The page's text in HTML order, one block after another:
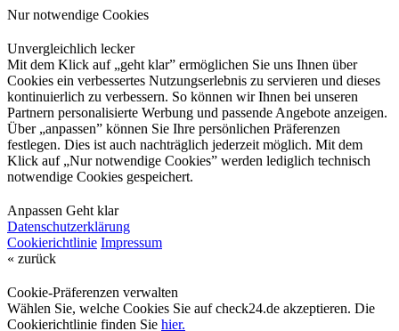
Nur notwendige Cookies
Unvergleichlich lecker
Mit dem Klick auf „geht klar” ermöglichen Sie uns Ihnen über
Cookies ein verbessertes Nutzungserlebnis zu servieren und dieses
kontinuierlich zu verbessern. So können wir Ihnen bei unseren
Partnern personalisierte Werbung und passende Angebote anzeigen.
Über „anpassen” können Sie Ihre persönlichen Präferenzen
festlegen. Dies ist auch nachträglich jederzeit möglich. Mit dem
Klick auf „Nur notwendige Cookies” werden lediglich technisch
notwendige Cookies gespeichert.
Anpassen Geht klar
Datenschutzerklärung
Cookierichtlinie Impressum
« zurück
Cookie-Präferenzen verwalten
Wählen Sie, welche Cookies Sie auf check24.de akzeptieren. Die
Cookierichtlinie finden Sie hier.